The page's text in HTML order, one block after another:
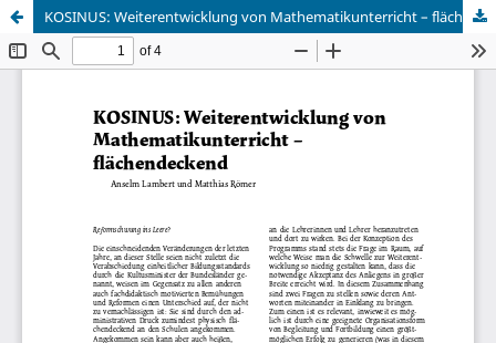
KOSINUS: Weiterentwicklung von Mathematikunterricht – flächendeckend